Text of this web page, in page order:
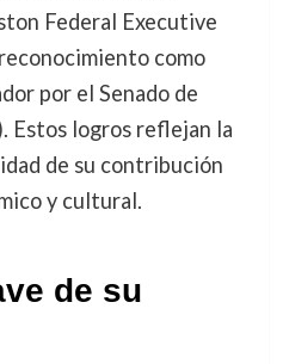
Federal Executive
como
por el Senado de
Estos logros reflejan la
de su contribución
y cultural.
de su